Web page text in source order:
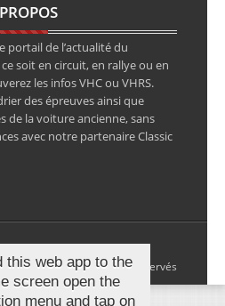
portail de l’actualité du
soit en circuit, en rallye ou en
les infos VHC ou VHRS.
des épreuves ainsi que
de la voiture ancienne, sans
avec notre partenaire Classic
tous droits réservés
this web app to the
screen open the
menu and tap on